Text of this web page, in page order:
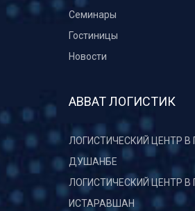
Семинары
Гостиницы
Новости
АВВАТ ЛОГИСТИК
ЛОГИСТИЧЕСКИЙ ЦЕНТР В
ДУШАНБЕ
ЛОГИСТИЧЕСКИЙ ЦЕНТР В
ИСТАРАВШАН